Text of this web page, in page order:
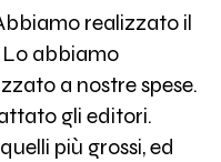
realizzato il
abbiamo
a nostre spese.
gli editori.
più grossi, ed